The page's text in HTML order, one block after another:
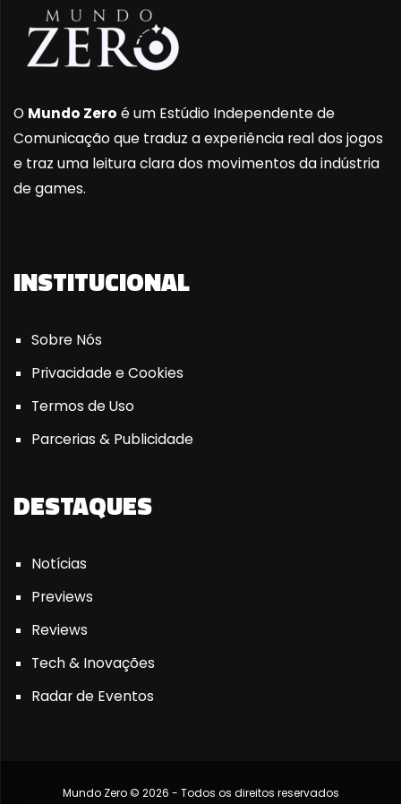
O Mundo Zero é um Estúdio Independente de
Comunicação que traduz a experiência real dos jogos
e traz uma leitura clara dos movimentos da indústria
de games.
INSTITUCIONAL
Sobre Nós
Privacidade e Cookies
Termos de Uso
Parcerias & Publicidade
DESTAQUES
Notícias
Previews
Reviews
Tech & Inovações
Radar de Eventos
Mundo Zero © 2026 - Todos os direitos reservados